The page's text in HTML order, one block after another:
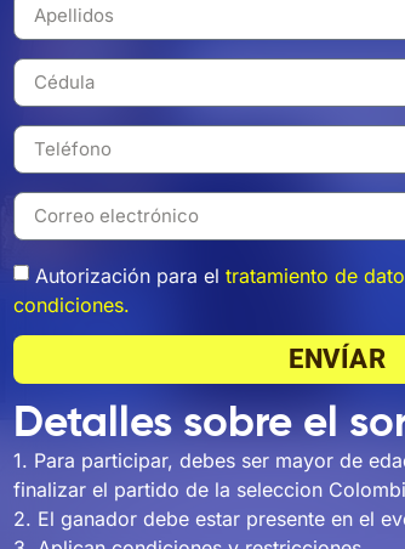
Autorización para el tratamiento de
condiciones.
ENVÍAR
Detalles sobre el
1. Para participar, debes ser mayor de
finalizar el partido de la seleccion
2. El ganador debe estar presente en el